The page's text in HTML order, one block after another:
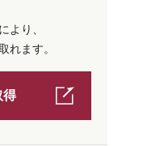
より、
れます。
得